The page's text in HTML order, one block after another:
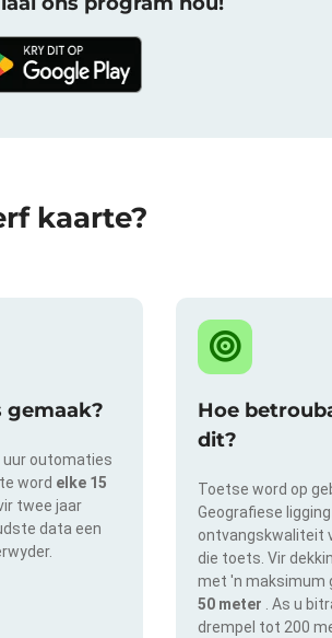
kaarte?
gemaak?
uur outomaties
word elke 15
twee jaar
data een
Hoe
dit?
Toetse word op
Geografiese
ontvangskwaliteit
die toets. Vir
met 'n maksimum
50 meter
. As u
drempel tot 200